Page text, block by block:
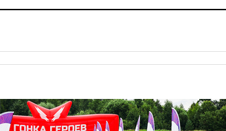
меры безопасности во время
выборов